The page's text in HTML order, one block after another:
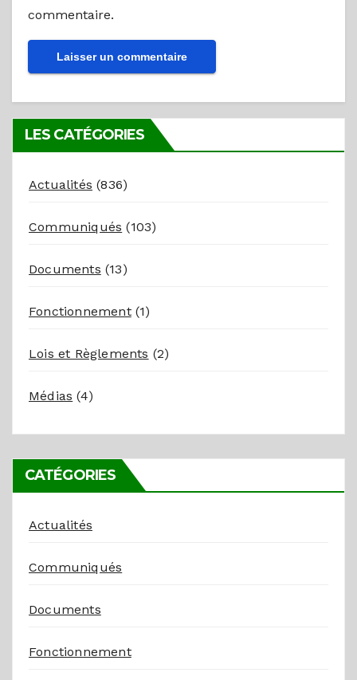
commentaire.
LES CATÉGORIES
Actualités (836)
Communiqués (103)
Documents (13)
Fonctionnement(1)
Lois et Règlements (2)
Médias (4)
CATÉGORIES
Actualités
Communiqués
Documents
Fonctionnement